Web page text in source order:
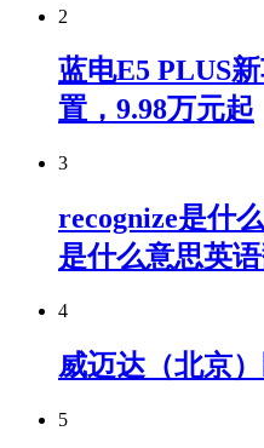
2
蓝电E5 PLUS
置，9.98万元起
3
recognize是什
是什么意思英
4
威迈达（北京
5